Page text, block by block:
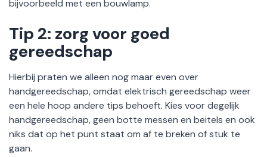
bijvoorbeeld met een bouwlamp.
Tip 2: zorg voor goed
gereedschap
Hierbij praten we alleen nog maar even over
handgereedschap, omdat elektrisch gereedschap weer
een hele hoop andere tips behoeft. Kies voor degelijk
handgereedschap, geen botte messen en beitels en ook
niks dat op het punt staat om af te breken of stuk te
gaan.